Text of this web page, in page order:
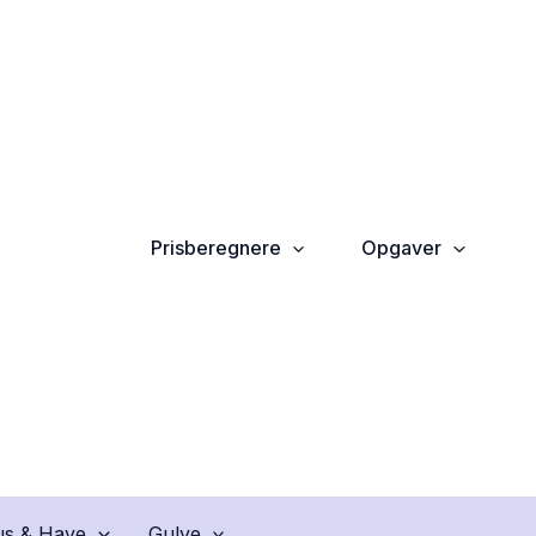
Prisberegnere Opgaver